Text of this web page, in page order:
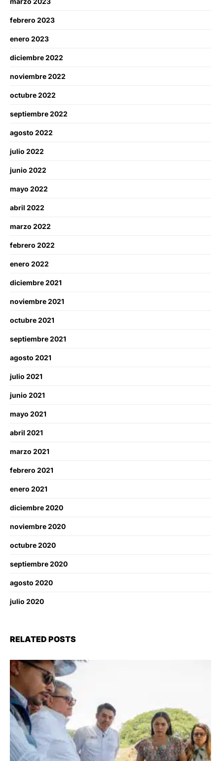
febrero 2023
enero 2023
diciembre 2022
noviembre 2022
octubre 2022
septiembre 2022
agosto 2022
julio 2022
junio 2022
mayo 2022
abril 2022
marzo 2022
febrero 2022
enero 2022
diciembre 2021
noviembre 2021
octubre 2021
septiembre 2021
agosto 2021
julio 2021
junio 2021
mayo 2021
abril 2021
marzo 2021
febrero 2021
enero 2021
diciembre 2020
noviembre 2020
octubre 2020
septiembre 2020
agosto 2020
julio 2020
RELATED POSTS